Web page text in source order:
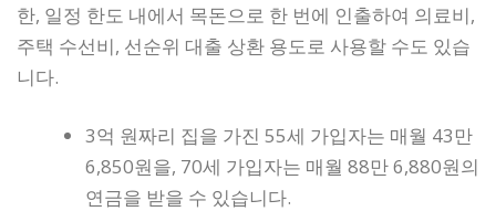
한, 일정 한도 내에서 목돈으로 한 번에 인출하여 의료비,
주택 수선비, 선순위 대출 상환 용도로 사용할 수도 있습
니다.
3억 원짜리 집을 가진 55세 가입자는 매월 43만
6,850원을, 70세 가입자는 매월 88만 6,880원의
연금을 받을 수 있습니다.